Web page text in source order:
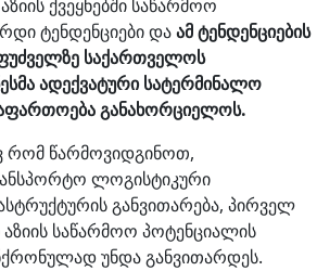
ქვეყნებში საწარმოო
ტენდენციები დაამ ტენდენციების
საქართველოს
ადექვატური სატერმინალო
განახორციელოს.
წარმოვიდგინოთ,
ლოგისტიკური
განვითარება, პირველ
საწარმოო პოტენციალის
უნდა განვითარდეს.